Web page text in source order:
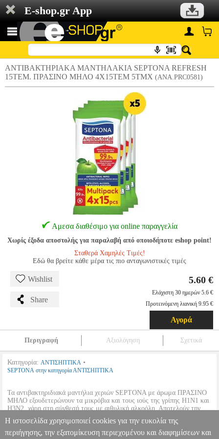
E-shop.gr App
ΑΝΤΙΒΑΚΤΗΡΙΑΚΑ ΜΑΝΤΗΛΑΚΙΑ SEPTONA REFRESH
15ΤΕΜ. ΠΡΑΣΙΝΟ ΜΗΛΟ 4Χ15ΤΕΜ 5ΤΜΧ (ANA.PRC0581)
Αμεσα διαθέσιμο για online παραγγελία
Χωρίς έξοδα αποστολής για παραλαβή από οποιοδήποτε eshop point!
Σταθερά Χαμηλές Τιμές!
Εδώ θα βρείτε κάθε μέρα τις πιο ανταγωνιστικές τιμές
Wishlist
Share
5.60 €
Ελάχιστη 30 ημερών 5.6 €
Προτεινόμενη λιανική 9.95 €
Αγορά
Περιγραφή Αξιολόγηση Σχετικά
Κατηγορία: ΑΝΤΙΣΗΠΤΙΚΑ •
SEPTONA στην κατηγορία ΑΝΤΙΣΗΠΤΙΚΑ
Τα αντιβακτηριδιακά μαντήλια χεριών SEPTONA με άρωμα ΠΡΑΣΙΝΟ
ΜΗΛΟ εξουδετερώνουν τα μικρόβια και τους ιούς της γρίπης Η1Ν1 και
Η3Ν2, χάρη στη σύνθεσή τους με αιθυλική αλκοόλη. Αποτελούν την
ιδανική λύση για χέρια πάντα καθαρά, όπου και αν βρίσκεστε: στο
γραφείο, στο σχολείο, στο αυτοκίνητο, στα ταξίδια.
Η ιστοσελίδα χρησιμοποιεί cookies για την ευκολία της
περιήγησης, την εξατομίκευση περιεχομένου και διαφημίσεων και